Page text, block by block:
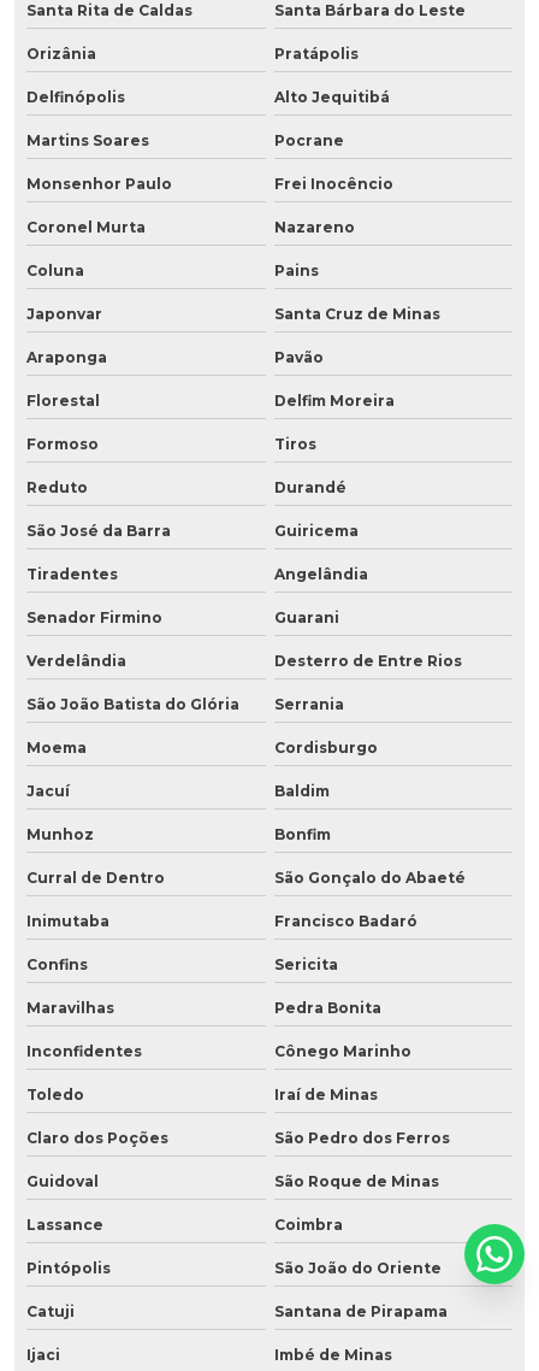
Santa Rita de Caldas Santa Bárbara do Leste
Orizânia Pratápolis
Delfinópolis Alto Jequitibá
Martins Soares Pocrane
Monsenhor Paulo Frei Inocêncio
Coronel Murta Nazareno
Coluna Pains
Japonvar Santa Cruz de Minas
Araponga Pavão
Florestal Delfim Moreira
Formoso Tiros
Reduto Durandé
São José da Barra Guiricema
Tiradentes Angelândia
Senador Firmino Guarani
Verdelândia Desterro de Entre Rios
São João Batista do Glória Serrania
Moema Cordisburgo
Jacuí Baldim
Munhoz Bonfim
Curral de Dentro São Gonçalo do Abaeté
Inimutaba Francisco Badaró
Confins Sericita
Maravilhas Pedra Bonita
Inconfidentes Cônego Marinho
Toledo Iraí de Minas
Claro dos Poções São Pedro dos Ferros
Guidoval São Roque de Minas
Lassance Coimbra
Pintópolis São João do Oriente
Catuji Santana de Pirapama
Ijaci Imbé de Minas